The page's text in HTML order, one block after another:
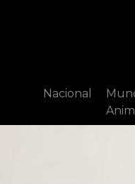
Nacional